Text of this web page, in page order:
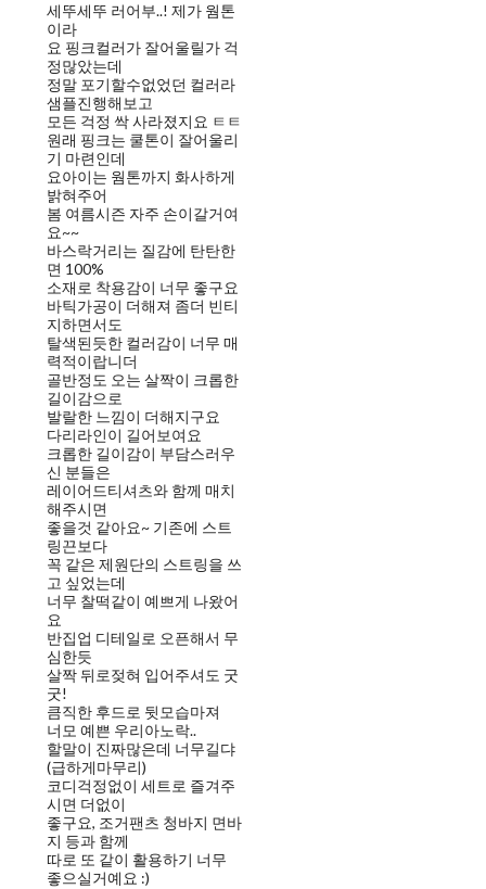
세뚜세뚜 러어부..! 제가 웜톤
이라
요 핑크컬러가 잘어울릴가 걱
정많았는데
정말 포기할수없었던 컬러라
샘플진행해보고
모든 걱정 싹 사라졌지요 ㅌㅌ
원래 핑크는 쿨톤이 잘어울리
기 마련인데
요아이는 웜톤까지 화사하게
밝혀주어
봄 여름시즌 자주 손이갈거여
요~~
바스락거리는 질감에 탄탄한
면 100%
소재로 착용감이 너무 좋구요
바틱가공이 더해져 좀더 빈티
지하면서도
탈색된듯한 컬러감이 너무 매
력적이랍니더
골반정도 오는 살짝이 크롭한
길이감으로
발랄한 느낌이 더해지구요
다리라인이 길어보여요
크롭한 길이감이 부담스러우
신 분들은
레이어드티셔츠와 함께 매치
해주시면
좋을것 같아요~ 기존에 스트
링끈보다
꼭 같은 제원단의 스트링을 쓰
고 싶었는데
너무 찰떡같이 예쁘게 나왔어
요
반집업 디테일로 오픈해서 무
심한듯
살짝 뒤로젖혀 입어주셔도 굿
굿!
큼직한 후드로 뒷모습마져
너모 예쁜 우리아노락..
할말이 진짜많은데 너무길댜
(급하게마무리)
코디걱정없이 세트로 즐겨주
시면 더없이
좋구요, 조거팬츠 청바지 면바
지 등과 함께
따로 또 같이 활용하기 너무
좋으실거예요 :)